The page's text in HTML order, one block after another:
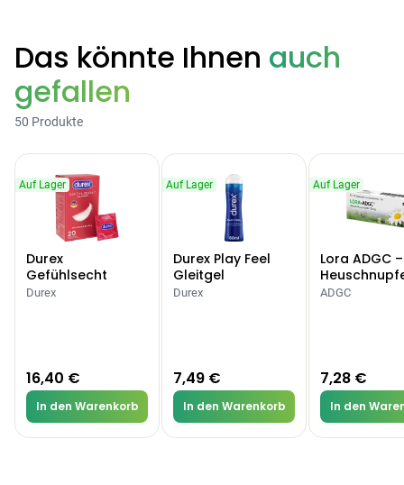
& Juckreiz
Nach Marke kaufen
Das könnte Ihnen auch
gefallen
50 Produkte
Auf Lager
Durex
Gefühlsecht
Classic Kondome
Durex
16,40 €
In den Warenkorb
Auf Lager
Durex Play Feel
Gleitgel
Durex
7,49 €
In den Warenkorb
Auf Lager
Lora ADGC
Allergien
ADGC
7,28 €
In den